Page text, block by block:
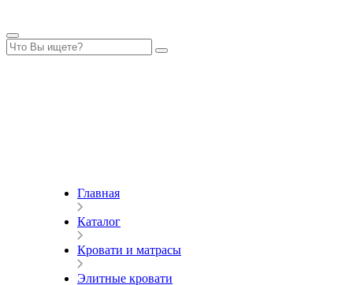
Главная
Каталог
Кровати и матрасы
Элитные кровати